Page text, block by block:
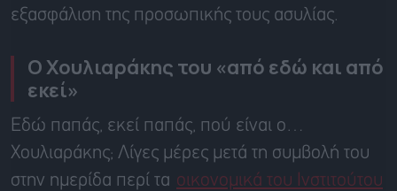
εξασφάλιση της προσωπικής τους ασυλίας.
Ο Χουλιαράκης του «από εδώ και από
εκεί»
Εδώ παπάς, εκεί παπάς, πού είναι ο…
Χουλιαράκης; Λίγες μέρες μετά τη συμβολή του
στην ημερίδα περί τα οικονομικά του Ινστιτούτου